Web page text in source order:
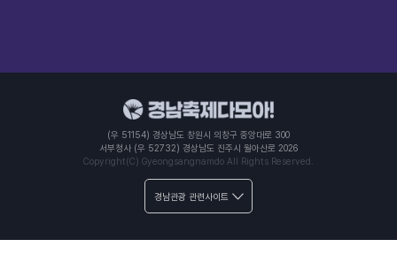
(우 51154) 경상남도 창원시 의창구 중앙대로 300
서부청사 (우 52732) 경상남도 진주시 월아산로 2026
Copyright(C) Gyeongsangnamdo All Rights Reserved.